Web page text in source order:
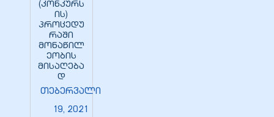
(კონკურს
ის)
პროცედუ
რაში
მონაწილ
ეობის
მისაღება
დ
თებერვალი
19, 2021